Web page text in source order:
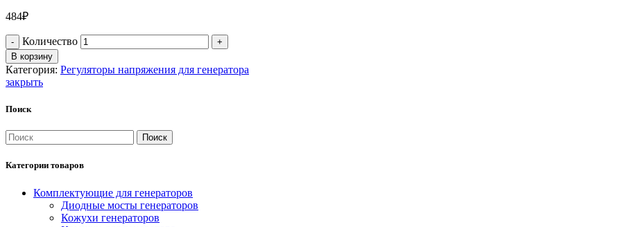
484₽
Количество
В корзину
Категория: Регуляторы напряжения для генератора
закрыть
Поиск
Поиск
Категории товаров
Комплектующие для генераторов
Диодные мосты генераторов
Кожухи генераторов